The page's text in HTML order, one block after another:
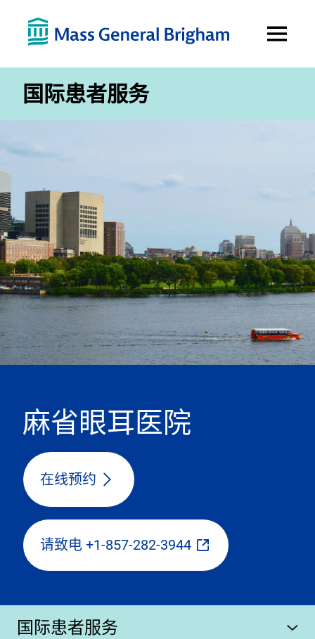
Menu
国际患者服务
麻省眼耳医院
在线预约
请致电 +1-857-282-3944
国际患者服务